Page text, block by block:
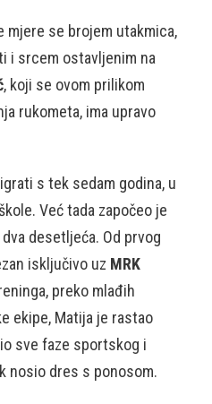
mjere se brojem utakmica,
i srcem ostavljenim na
, koji se ovom prilikom
rukometa, ima upravo
s tek sedam godina, u
Već tada započeo je
desetljeća. Od prvog
isključivo uz MRK
preko mlađih
ekipe, Matija je rastao
sve faze sportskog i
nosio dres s ponosom.